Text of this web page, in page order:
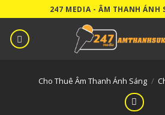
to
content
247 MEDIA - ÂM THANH ÁNH
Cho Thuê Âm Thanh Ánh Sáng /